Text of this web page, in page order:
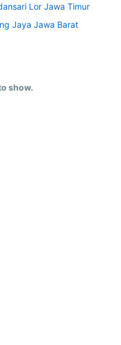
Lor Jawa Timur
Jaya Jawa Barat
show.